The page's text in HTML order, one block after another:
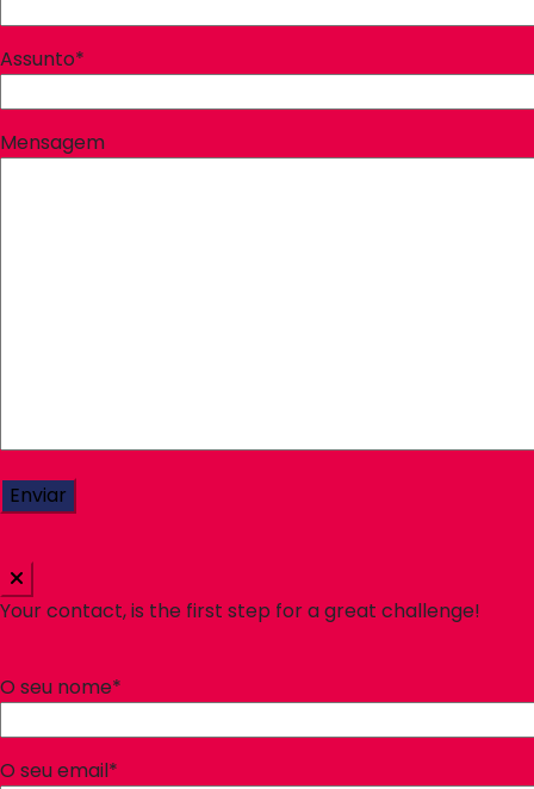
Assunto*
Mensagem
Your contact, is the first step for a great challenge!
O seu nome*
O seu email*